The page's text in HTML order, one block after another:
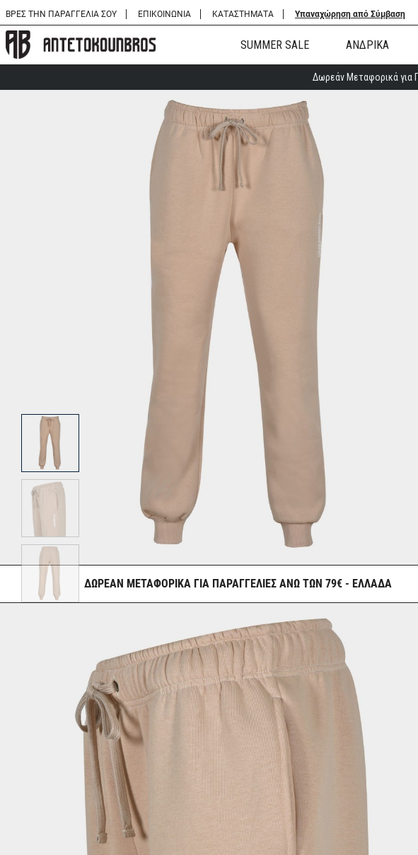
ΒΡΕΣ ΤΗΝ ΠΑΡΑΓΓΕΛΙΑ ΣΟΥ ΕΠΙΚΟΙΝΩΝΙΑ ΚΑΤΑΣΤΗΜΑΤΑ Υπαναχώρηση από Σύμβαση
SUMMER SALE ΑΝΔΡΙΚΑ
Δωρεάν Μεταφορικά για
ΔΩΡΕΑΝ ΜΕΤΑΦΟΡΙΚΑ ΓΙΑ ΠΑΡΑΓΓΕΛΙΕΣ ΑΝΩ ΤΩΝ 79€ - ΕΛΛΑΔΑ